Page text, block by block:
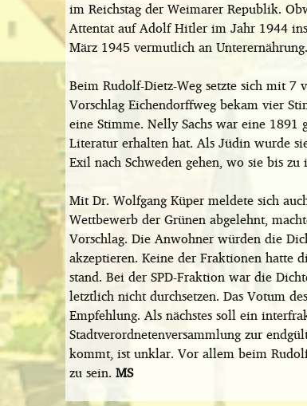
im Reichstag der Weimarer Republik.
Attentat auf Adolf Hitler im Jahr 1944
März 1945 vermutlich an Unterernährung.
Beim Rudolf-Dietz-Weg setzte sich mit 7
Vorschlag Eichendorffweg bekam vier
eine Stimme. Nelly Sachs war eine
Literatur erhalten hat. Als Jüdin wurde
Exil nach Schweden gehen, wo sie bis
Mit Dr. Wolfgang Küper meldete sich
Wettbewerb der Grünen abgelehnt,
Vorschlag. Die Anwohner würden die
akzeptieren. Keine der Fraktionen hatte
stand. Bei der SPD-Fraktion war die
letztlich nicht durchsetzen. Das Votum
Empfehlung. Als nächstes soll ein
Stadtverordnetenversammlung zur
kommt, ist unklar. Vor allem beim
zu sein. MS